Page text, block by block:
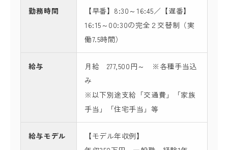
勤務時間
【早番】8:30～16:45／【遅番】
16:15～00:30の完全２交替制（実
働7.5時間）
給与
月給 277,500円～ ※各種手当込
み
※以下別途支給「交通費」「家族
手当」「住宅手当」等
給与モデル
【モデル年収例】